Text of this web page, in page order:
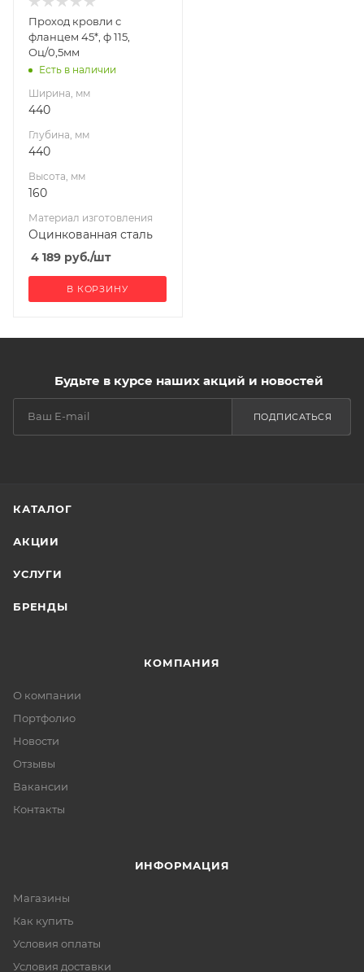
Оцинкованная
сталь
Производитель
УМК
Проход кровли с
фланцем 45*, ф 115,
Оц/0,5мм
Есть в наличии
Ширина, мм
440
Глубина, мм
440
Высота, мм
160
Материал изготовления
Оцинкованная сталь
4 189 руб./шт
В КОРЗИНУ
Будьте в курсе наших акций и новостей
ПОДПИСАТЬСЯ
КАТАЛОГ
АКЦИИ
УСЛУГИ
БРЕНДЫ
КОМПАНИЯ
О компании
Портфолио
Новости
Отзывы
Вакансии
Контакты
ИНФОРМАЦИЯ
Магазины
Как купить
Условия оплаты
Условия доставки